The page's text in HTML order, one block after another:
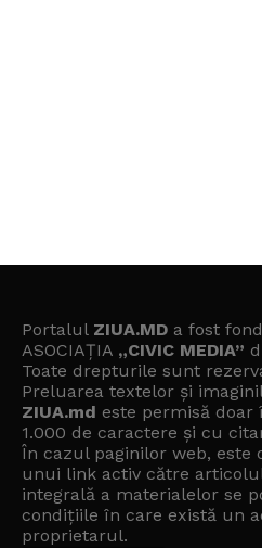
Portalul ZIUA.MD a fost
ASOCIAȚIA „CIVIC MEDIA”
Toate drepturile sunt
Preluarea textelor și
ZIUA.md este permisă
1.000 de caractere și cu
În cazul paginilor web, este
unui link activ către
integrală a materialelor se
condițiile în care există un
proprietarul.